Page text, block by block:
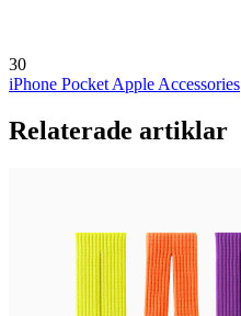
30
iPhone Pocket Apple Accessories
Relaterade artiklar